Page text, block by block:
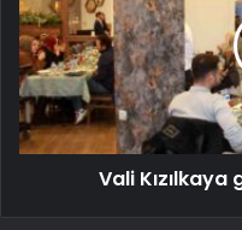
Vali